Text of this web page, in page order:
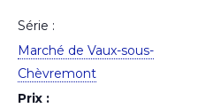
Série :
Marché de Vaux-sous-
Chèvremont
Prix :